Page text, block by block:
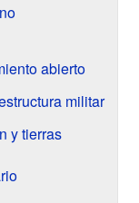
abierto
militar
y tierras